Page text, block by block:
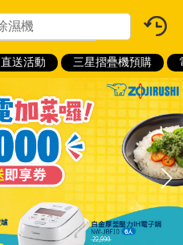
直送活動 三星摺疊機預購